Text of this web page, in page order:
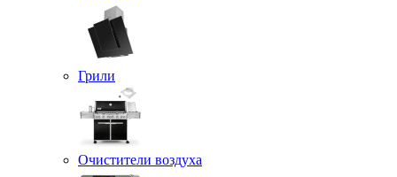
Грили
Очистители воздуха